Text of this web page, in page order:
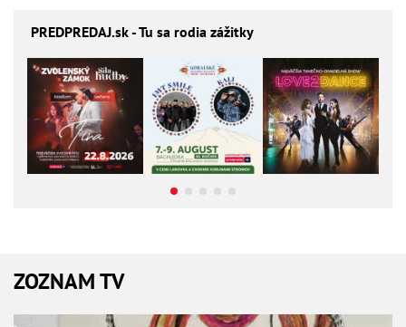
PREDPREDAJ.sk - Tu sa rodia zážitky
ZOZNAM TV